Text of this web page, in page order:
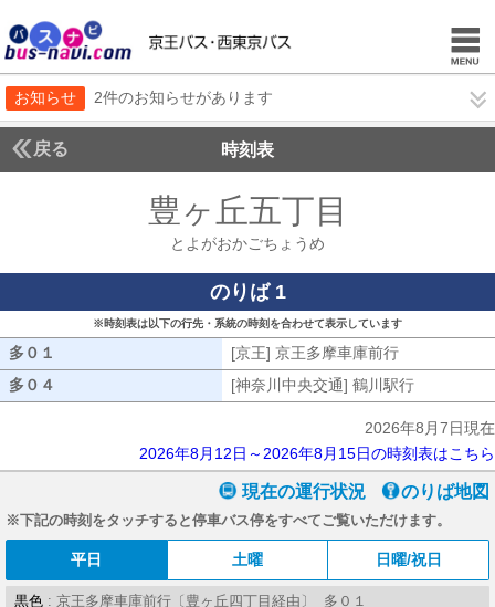
お知らせ 2件のお知らせがあります
戻る 時刻表
豊ヶ丘五丁目
とよがおかごちょうめ
のりば 1
※時刻表は以下の行先・系統の時刻を合わせて表示しています
多０１ [京王] 京王多摩車庫前行
多０４
[神奈川中央交通] 鶴川駅行
2026年8月7日現在
2026年8月12日～2026年8月15日の時刻表はこちら
現在の運行状況 のりば地図
※下記の時刻をタッチすると停車バス停をすべてご覧いただけます。
平日 土曜 日曜/祝日
黒色 : 京王多摩車庫前行〔豊ヶ丘四丁目経由〕 多０１